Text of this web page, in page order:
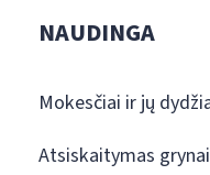
NAUDINGA
Mokesčiai ir jų
Atsiskaitymas